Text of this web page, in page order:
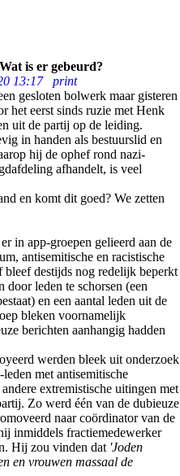
is er gebeurd?
13:17
print
gesloten bolwerk maar gisteren
het eerst sinds ruzie met Henk
uit de partij op de leiding.
in handen als bestuurslid en
hij de ophef rond nazi-
afhandelt, is veel
en komt dit goed? We zetten
in app-groepen gelieerd aan de
antisemitische en racistische
destijds nog redelijk beperkt
leden te schorsen (een
en een aantal leden uit de
bleken voornamelijk
berichten aanhangig hadden
werden bleek uit onderzoek
met antisemitische
extremistische uitingen met
Zo werd één van de dubieuze
naar coördinator van de
inmiddels fractiemedewerker
Hij zou vinden dat 'Joden
en vrouwen massaal de